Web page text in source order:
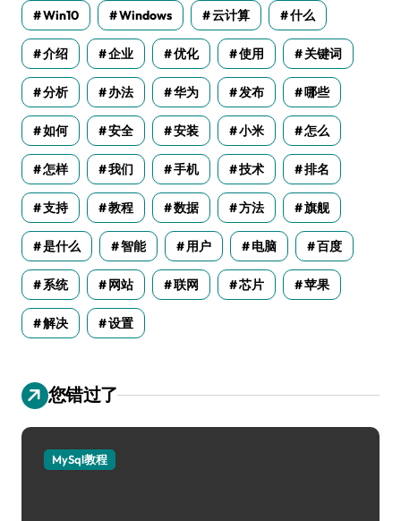
Win10 Windows 云计算 什么
介绍 企业 优化 使用 关键词
分析 办法 华为 发布 哪些
如何 安全 安装 小米 怎么
怎样 我们 手机 技术 排名
支持 教程 数据 方法 旗舰
是什么 智能 用户 电脑 百度
系统 网站 联网 芯片 苹果
解决 设置
您错过了
MySql教程